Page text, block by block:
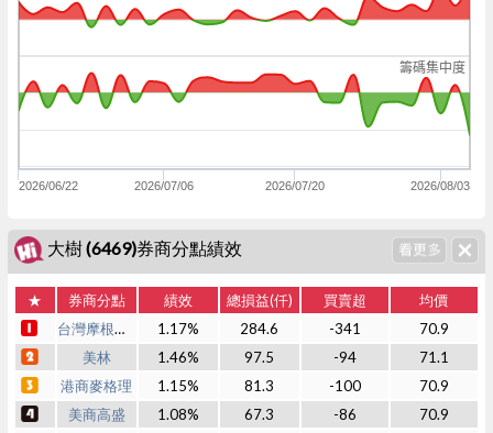
籌碼集中度
2026/06/22 2026/07/06 2026/07/20 2026/08/03
大樹 (6469)券商分點績效
★ 券商分點 績效 總損益(仟) 買賣超
均價
台灣摩根士丹利
1.17% 284.6 -341
70.9
美林
1.46% 97.5 -94
71.1
港商麥格理
1.15% 81.3 -100
70.9
美商高盛
1.08% 67.3 -86
70.9